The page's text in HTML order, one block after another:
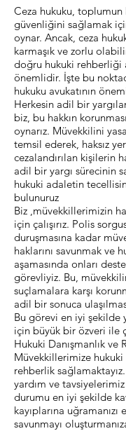
Ceza hukuku, toplumun
güvenliğini sağlamak
oynar. Ancak, ceza
karmaşık ve zorlu
doğru hukuki rehberliği
önemlidir. İşte bu
hukuku avukatının
Herkesin adil bir
biz, bu hakkın
oynarız. Müvekkilini
temsil ederek, haksız
cezalandırılan kişilerin
adil bir yargı sürecinin
hukuki adaletin
bulunuruz
Biz ,müvekkillerimizin
için çalışırız. Polis
duruşmasına kadar
haklarını savunmak ve
aşamasında onları
görevliyiz. Bu,
suçlamalara karşı
adil bir sonuca
Bu görevi en iyi şekilde
için büyük bir özveri ile
Hukuki Danışmanlık ve
Müvekkillerimize hukuki
rehberlik
yardım ve
durumu en iyi şekilde
kayıplarına
savunmayı